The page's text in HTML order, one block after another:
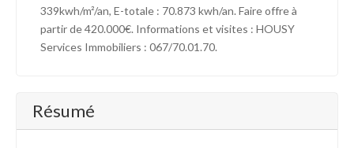
339kwh/m²/an, E-totale : 70.873 kwh/an. Faire offre à
partir de 420.000€. Informations et visites : HOUSY
Services Immobiliers : 067/70.01.70.
Résumé